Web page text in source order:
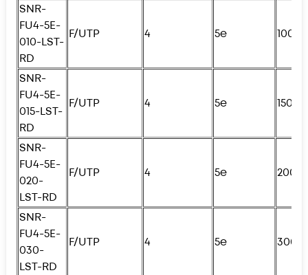
SNR-
FU4-5E-
010-LST-
RD
F/UTP 4 5e
SNR-
FU4-5E-
015-LST-
RD
F/UTP 4 5e 150см
SNR-
FU4-5E-
020-
LST-RD
F/UTP 4 5e
SNR-
FU4-5E-
030-
LST-RD
F/UTP 4 5e